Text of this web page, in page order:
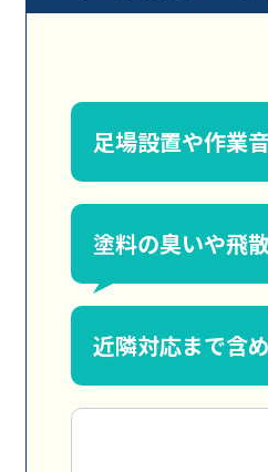
足場設置や作業
塗料の臭いや飛
近隣対応まで含